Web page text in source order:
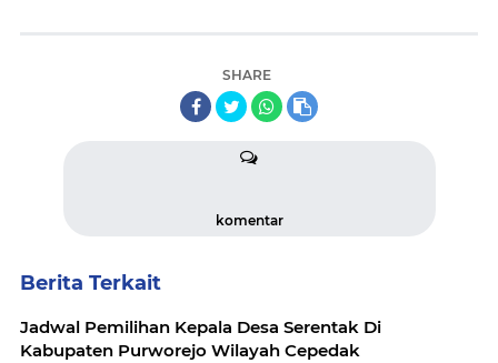
SHARE
komentar
Berita Terkait
Jadwal Pemilihan Kepala Desa Serentak Di
Kabupaten Purworejo Wilayah Cepedak